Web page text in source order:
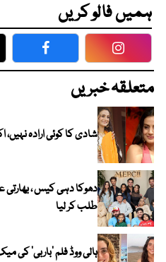
ہمیں فالو کریں
Facebook
متعلقہ خبریں
شادی کا کوئی ارادہ
دھوکا دہی کیس ، بھارتی
طلب کر لیا
ہالی ووڈ فلم ’باربی‘ کی